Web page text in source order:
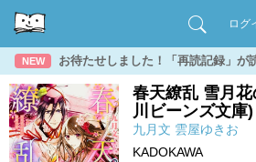
ログ
NEW お待たせしました！「再読記録」が
春天繚乱 雪月
川ビーンズ文庫)
九月文 雲屋ゆきお
KADOKAWA